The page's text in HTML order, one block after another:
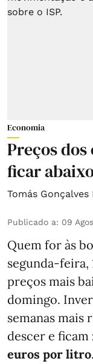
Economia
Preços
ficar
Tomás Gonçalves
Publicado a: 09
Quem for às
segunda-feira,
preços mais
domingo.
semanas mais
descer e ficam
euros por litro.